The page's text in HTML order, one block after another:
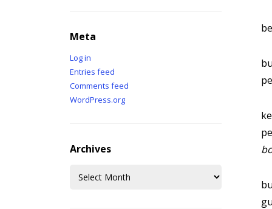
Meta
Log in
Entries feed
Comments feed
WordPress.org
Archives